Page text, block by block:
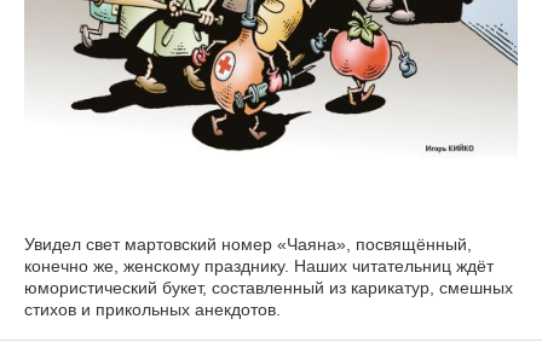
Увидел свет мартовский номер «Чаяна», посвящённый,
конечно же, женскому празднику. Наших читательниц ждёт
юмористический букет, составленный из карикатур, смешных
стихов и прикольных анекдотов.